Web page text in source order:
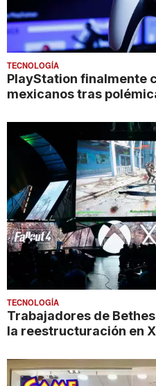
TECNOLOGÍA
PlayStation finalmente
mexicanos tras
TECNOLOGÍA
Trabajadores de
la reestructuración en